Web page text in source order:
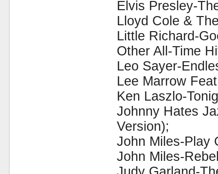
Elvis Presley-
Lloyd Cole &
Little Richard-
Other All-Time
Leo Sayer-
Lee Marrow
Ken Laszlo-
Johnny Hates
Version);
John Miles-Play
John Miles-